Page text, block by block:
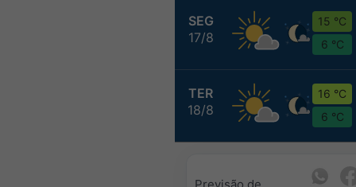
SEG
17/8
15 °C
6 °C
TER
18/8
16 °C
6 °C